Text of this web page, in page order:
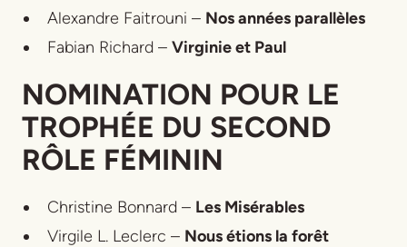
Alexandre Faitrouni – Nos années parallèles
Fabian Richard – Virginie et Paul
NOMINATION POUR LE
TROPHÉE DU SECOND
RÔLE FÉMININ
Christine Bonnard – Les Misérables
Virgile L. Leclerc – Nous étions la forêt